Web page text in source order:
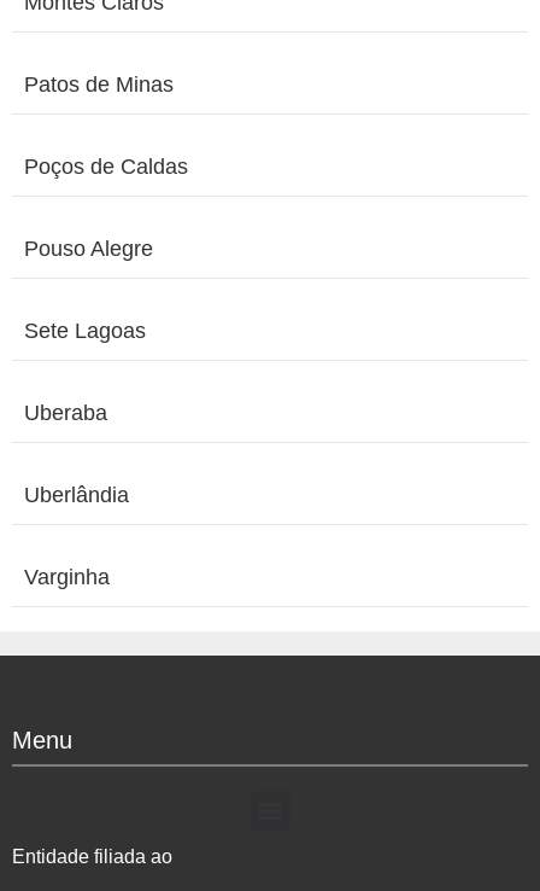
Patos de Minas
Poços de Caldas
Pouso Alegre
Sete Lagoas
Uberaba
Uberlândia
Varginha
Menu
Entidade filiada ao